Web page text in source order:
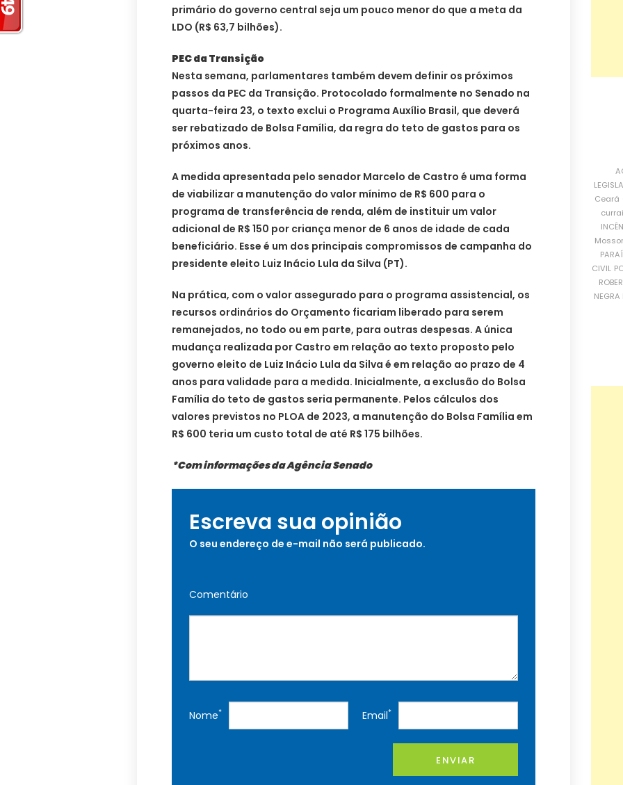
primário do governo central seja um pouco menor do que a meta da
LDO (R$ 63,7 bilhões).
PEC da Transição
Nesta semana, parlamentares também devem definir os próximos
passos da PEC da Transição. Protocolado formalmente no Senado na
quarta-feira 23, o texto exclui o Programa Auxílio Brasil, que deverá
ser rebatizado de Bolsa Família, da regra do teto de gastos para os
próximos anos.
A medida apresentada pelo senador Marcelo de Castro é uma forma
de viabilizar a manutenção do valor mínimo de R$ 600 para o
programa de transferência de renda, além de instituir um valor
adicional de R$ 150 por criança menor de 6 anos de idade de cada
beneficiário. Esse é um dos principais compromissos de campanha do
presidente eleito Luiz Inácio Lula da Silva (PT).
Na prática, com o valor assegurado para o programa assistencial, os
recursos ordinários do Orçamento ficariam liberado para serem
remanejados, no todo ou em parte, para outras despesas. A única
mudança realizada por Castro em relação ao texto proposto pelo
governo eleito de Luiz Inácio Lula da Silva é em relação ao prazo de 4
anos para validade para a medida. Inicialmente, a exclusão do Bolsa
Família do teto de gastos seria permanente. Pelos cálculos dos
valores previstos no PLOA de 2023, a manutenção do Bolsa Família em
R$ 600 teria um custo total de até R$ 175 bilhões.
*Com informações da Agência Senado
Escreva sua opinião
O seu endereço de e-mail não será publicado.
Comentário
Nome* Email*
ENVIAR
Ceará
CIVIL
NEGRA